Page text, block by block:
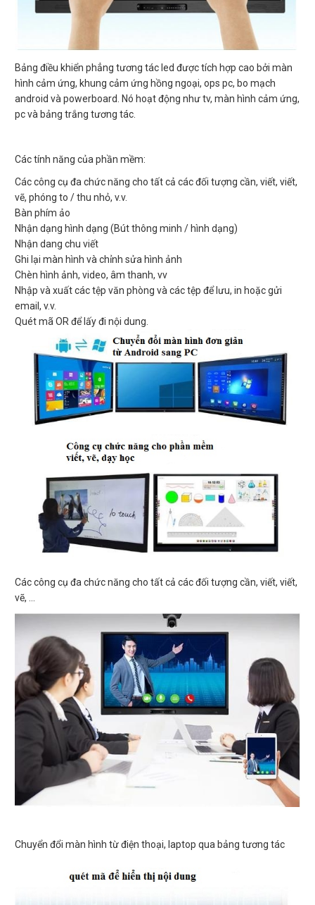
Bảng điều khiển phẳng tương tác led được tích hợp cao bởi màn
hình cảm ứng, khung cảm ứng hồng ngoại, ops pc, bo mạch
android và powerboard. Nó hoạt động như tv, màn hình cảm ứng,
pc và bảng trắng tương tác.
Các tính năng của phần mềm:
Các công cụ đa chức năng cho tất cả các đối tượng cần, viết, viết,
vẽ, phóng to / thu nhỏ, v.v.
Bàn phím ảo
Nhận dạng hình dạng (Bút thông minh / hình dạng)
Nhận dang chu viết
Ghi lại màn hình và chỉnh sửa hình ảnh
Chèn hình ảnh, video, âm thanh, vv
Nhập và xuất các tệp văn phòng và các tệp để lưu, in hoặc gửi
email, v.v.
Quét mã OR để lấy đi nội dung.
Các công cụ đa chức năng cho tất cả các đối tượng cần, viết, viết,
vẽ, ...
Chuyển đổi màn hình từ điện thoại, laptop qua bảng tương tác